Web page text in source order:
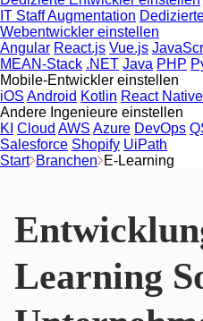
IT Staff Augmentation
Webentwickler einstellen
Angular React.js Vue.js
MEAN-Stack .NET Java PHP
Mobile-Entwickler einstellen
iOS Android Kotlin React Native
Andere Ingenieure einstellen
KI Cloud AWS Azure DevOps
Salesforce Shopify UiPath
Start Branchen E-Learning
Learning